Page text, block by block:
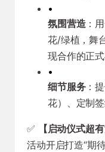
•
氛围营造：
花/绿植，舞
现合作的正式
•
细节服务：
花）、定制
✅ 【启动仪式超有
活动开启打造“期